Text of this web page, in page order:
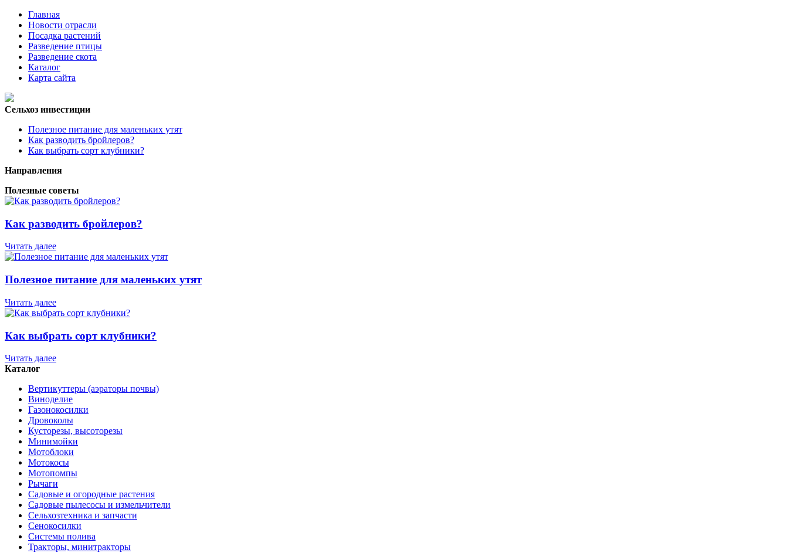
Главная
Новости отрасли
Посадка растений
Разведение птицы
Разведение скота
Каталог
Карта сайта
Сельхоз инвестиции
Полезное питание для маленьких утят
Как разводить бройлеров?
Как выбрать сорт клубники?
Направления
Полезные советы
Как разводить бройлеров?
Читать далее
Полезное питание для маленьких утят
Читать далее
Как выбрать сорт клубники?
Читать далее
Каталог
Вертикуттеры (аэраторы почвы)
Виноделие
Газонокосилки
Дровоколы
Кусторезы, высоторезы
Минимойки
Мотоблоки
Мотокосы
Мотопомпы
Рычаги
Садовые и огородные растения
Садовые пылесосы и измельчители
Сельхозтехника и запчасти
Сенокосилки
Системы полива
Тракторы, минитракторы